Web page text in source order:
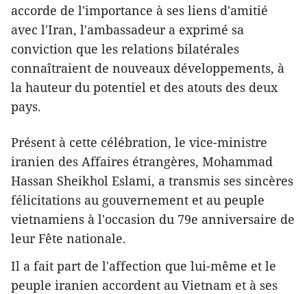
accorde de l'importance à ses liens d'amitié
avec l'Iran, l'ambassadeur a exprimé sa
conviction que les relations bilatérales
connaîtraient de nouveaux développements, à
la hauteur du potentiel et des atouts des deux
pays.
Présent à cette célébration, le vice-ministre
iranien des Affaires étrangères, Mohammad
Hassan Sheikhol Eslami, a transmis ses sincères
félicitations au gouvernement et au peuple
vietnamiens à l'occasion du 79e anniversaire de
leur Fête nationale.
Il a fait part de l'affection que lui-même et le
peuple iranien accordent au Vietnam et à ses